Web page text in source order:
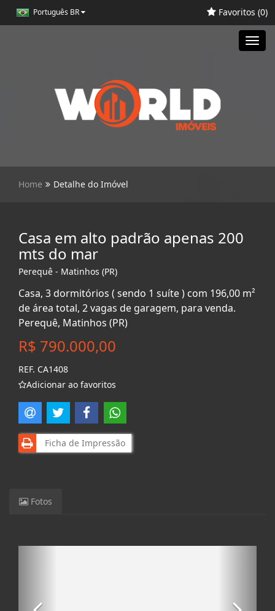
Português BR Favoritos (0)
Home Detalhe do Imóvel
Casa em alto padrão apenas 200
mts do mar
Perequê - Matinhos (PR)
Casa, 3 dormitórios ( sendo 1 suíte ) com 196,00 m²
de área total, 2 vagas de garagem, para venda.
Perequê, Matinhos (PR)
R$ 790.000,00
REF. CA1408
Adicionar ao favoritos
Ficha de Impressão
Fotos